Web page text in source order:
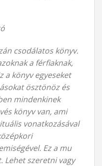
csodálatos könyv.
a férfiaknak,
a könyv egyeseket
ösztönöz és
mindenkinek
könyv van, ami
vonatkozásával
Ez a mu
Lehet szeretni vagy